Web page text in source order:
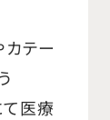
テー
医療